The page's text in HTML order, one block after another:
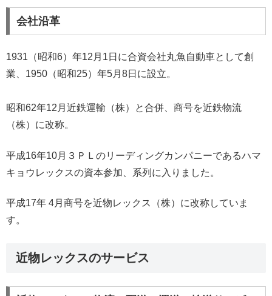
会社沿革
1931（昭和6）年12月1日に合資会社丸魚自動車として創
業、1950（昭和25）年5月8日に設立。
昭和62年12月近鉄運輸（株）と合併、商号を近鉄物流
（株）に改称。
平成16年10月３ＰＬのリーディングカンパニーであるハマ
キョウレックスの資本参加、系列に入りました。
平成17年 4月商号を近物レックス（株）に改称していま
す。
近物レックスのサービス